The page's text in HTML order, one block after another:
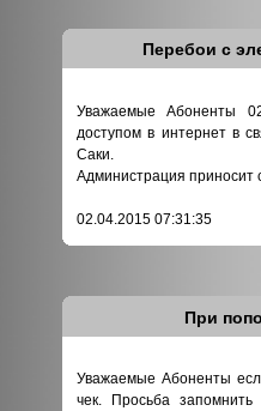
Перебои с
Уважаемые Абоненты
доступом в интернет в
Саки.
Администрация приносит
02.04.2015 07:31:35
При
Уважаемые Абоненты
чек. Просьба